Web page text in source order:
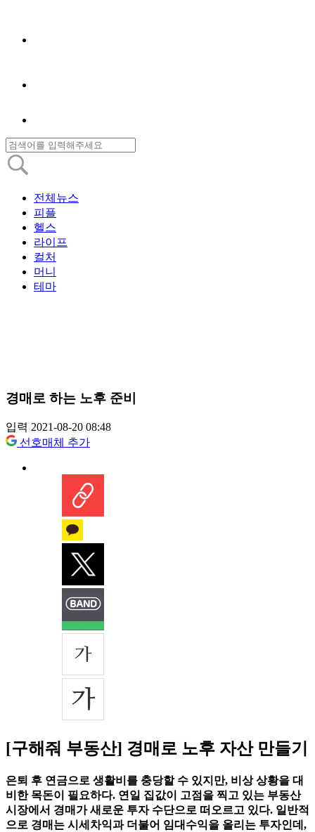
전체뉴스
피플
헬스
라이프
컬처
머니
테마
경매로 하는 노후 준비
입력 2021-08-20 08:48
선호매체 추가
[구해줘 부동산] 경매로 노후 자산 만들기
은퇴 후 연금으로 생활비를 충당할 수 있지만, 비상 상황을 대
비한 목돈이 필요하다. 연일 집값이 고점을 찍고 있는 부동산
시장에서 경매가 새로운 투자 수단으로 떠오르고 있다. 일반적
으로 경매는 시세차익과 더불어 임대수익을 올리는 투자인데,